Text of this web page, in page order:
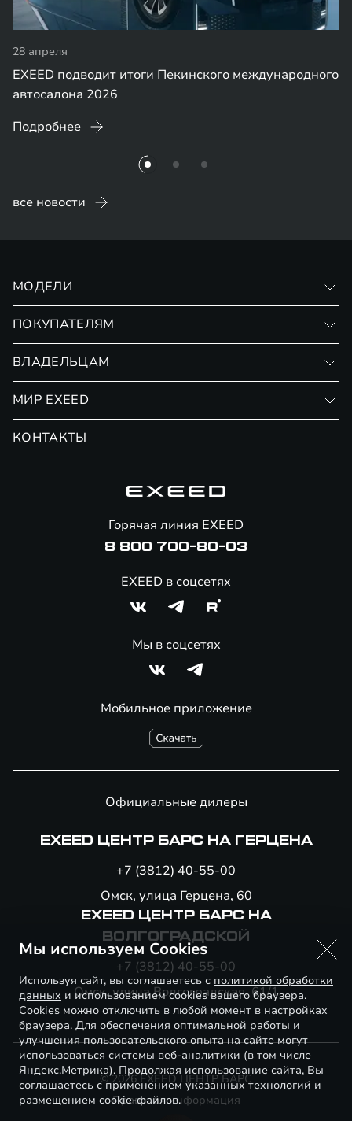
28 апреля
EXEED подводит итоги Пекинского международного
автосалона 2026
Подробнее
все новости
МОДЕЛИ
ПОКУПАТЕЛЯМ
Страхование
ВЛАДЕЛЬЦАМ
Сервис
Помощь на дорогах
МИР EXEED
КОНТАКТЫ
Мобильное приложение
Горячая линия EXEED
8 800 700-80-03
EXEED в соцсетях
Мы в соцсетях
Официальные дилеры
EXEED ЦЕНТР БАРС НА ГЕРЦЕНА
+7 (3812) 40-55-00
Омск, улица Герцена, 60
EXEED ЦЕНТР БАРС НА
ВОЛГОГРАДСКОЙ
+7 (3812) 40-55-00
Омск, улица Волгоградская, 61/1
© 2026 EXEED ЦЕНТР БАРС
Правовая информация
Мы используем Cookies
Используя сайт, вы соглашаетесь с политикой обработки
данных и использованием cookies вашего браузера.
Cookies можно отключить в любой момент в настройках
браузера. Для обеспечения оптимальной работы и
улучшения пользовательского опыта на сайте могут
использоваться системы веб-аналитики (в том числе
Яндекс.Метрика). Продолжая использование сайта, Вы
соглашаетесь с применением указанных технологий и
размещением cookie-файлов.